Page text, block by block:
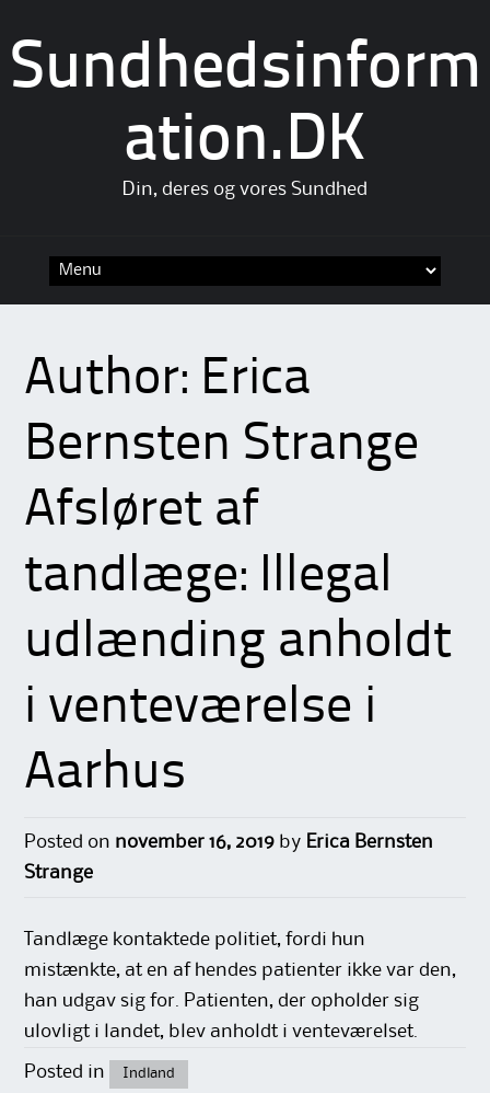
Sundhedsinform
ation.DK
Din, deres og vores Sundhed
Author: Erica
Bernsten Strange
Afsløret af
tandlæge: Illegal
udlænding anholdt
i venteværelse i
Aarhus
Posted on november 16, 2019 by Erica Bernsten
Strange
Tandlæge kontaktede politiet, fordi hun
mistænkte, at en af hendes patienter ikke var den,
han udgav sig for. Patienten, der opholder sig
ulovligt i landet, blev anholdt i venteværelset.
Posted in Indland